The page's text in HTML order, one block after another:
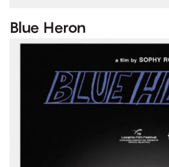
Blue Heron